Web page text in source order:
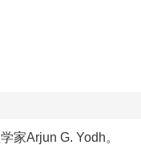
家Arjun G. Yodh。